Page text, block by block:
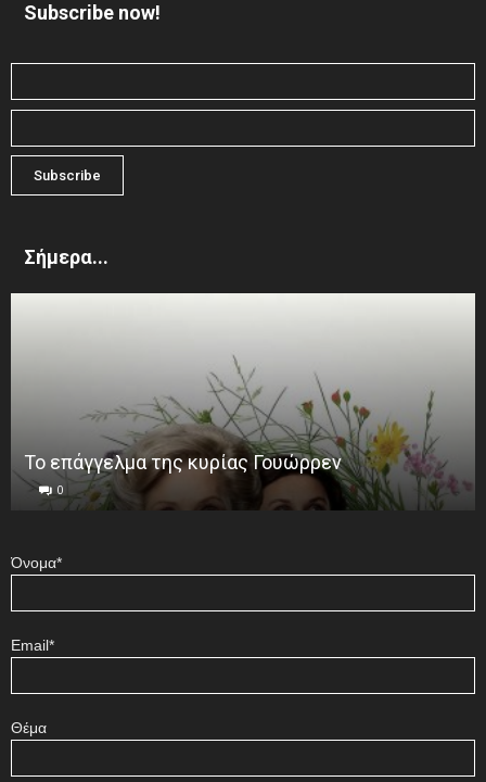
Subscribe now!
Σήμερα...
Το επάγγελμα της κυρίας Γουώρρεν
0
Όνομα*
Email*
Θέμα